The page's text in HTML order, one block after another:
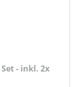
- inkl. 2x